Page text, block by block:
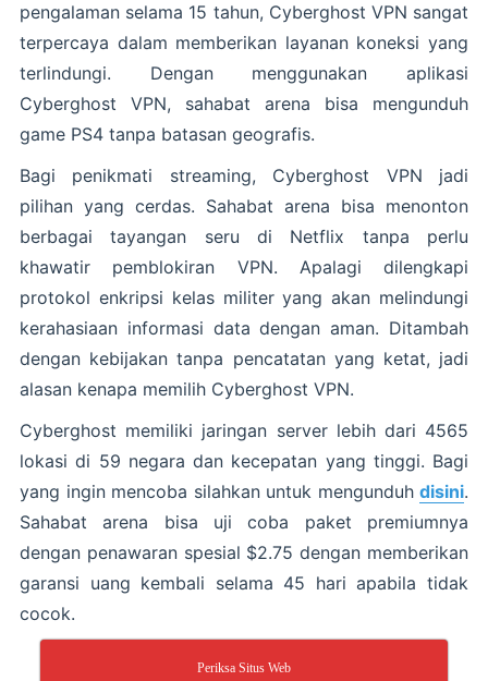
pengalaman selama 15 tahun, Cyberghost VPN sangat
terpercaya dalam memberikan layanan koneksi yang
terlindungi. Dengan menggunakan aplikasi
Cyberghost VPN, sahabat arena bisa mengunduh
game PS4 tanpa batasan geografis.
Bagi penikmati streaming, Cyberghost VPN jadi
pilihan yang cerdas. Sahabat arena bisa menonton
berbagai tayangan seru di Netflix tanpa perlu
khawatir pemblokiran VPN. Apalagi dilengkapi
protokol enkripsi kelas militer yang akan melindungi
kerahasiaan informasi data dengan aman. Ditambah
dengan kebijakan tanpa pencatatan yang ketat, jadi
alasan kenapa memilih Cyberghost VPN.
Cyberghost memiliki jaringan server lebih dari 4565
lokasi di 59 negara dan kecepatan yang tinggi. Bagi
yang ingin mencoba silahkan untuk mengunduh disini.
Sahabat arena bisa uji coba paket premiumnya
dengan penawaran spesial $2.75 dengan memberikan
garansi uang kembali selama 45 hari apabila tidak
cocok.
Periksa Situs Web